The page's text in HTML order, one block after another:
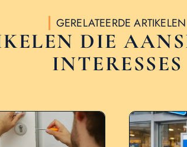
GERELATEERDE ARTIKELEN
DIE
INTERESSES